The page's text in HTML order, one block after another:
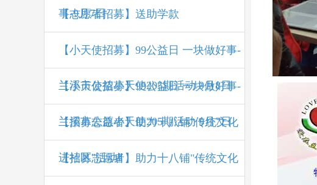
事-9月7日
【志愿者招募】送助学款
【小天使招募】99公益日 一块做好事-
兰溪市公益小天使205期活动 9月8日
【小天使招募】99公益日 一块做好事-
兰溪市公益小天使205期活动 9月7日
【招募志愿者】助力十八铺"传统文化
进社区"活动Ⅱ
【招募志愿者】助力十八铺"传统文化